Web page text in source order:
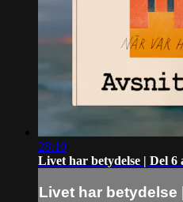
28:10
Livet har betydelse | Del 6
Livet har betydelse